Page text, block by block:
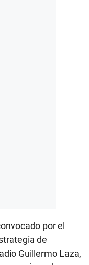
por el
de
Guillermo Laza,